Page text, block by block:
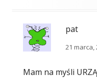
pat
21 marca,
Mam na myśli